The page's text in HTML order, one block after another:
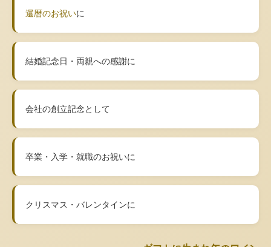
還暦のお祝いに
結婚記念日・両親への感謝に
会社の創立記念として
卒業・入学・就職のお祝いに
クリスマス・バレンタインに